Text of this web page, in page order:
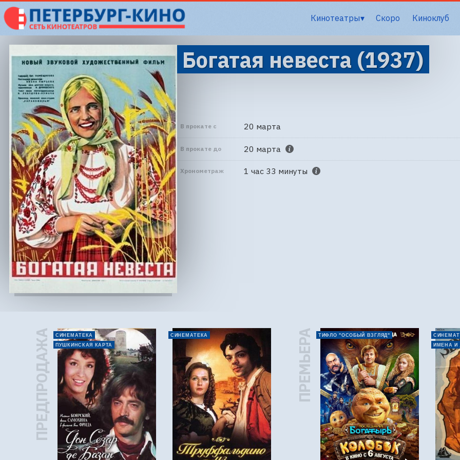
Кинотеатры Скоро Киноклуб
Богатая невеста (1937)
В прокате с 20 марта
В прокате до 20 марта
Хронометраж 1 час 33 минуты
ПРЕДПРОДАЖА
СИНЕМАТЕКА
ПУШКИНСКАЯ КАРТА
СИНЕМАТЕКА ПРЕМЬЕРА ТИФЛО "ОСОБЫЙ ВЗГЛЯД"
ИМЕНА И